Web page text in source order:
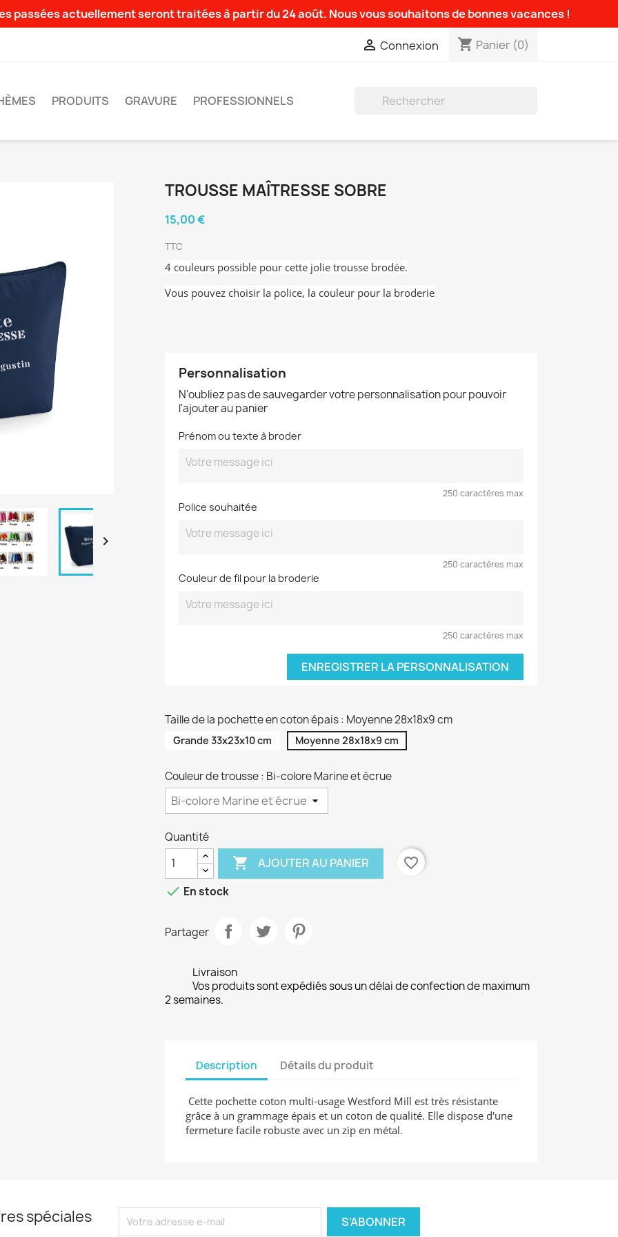
passées actuellement seront traitées à partir du 24 août. Nous vous souhaitons de bonnes vacances !
 Connexion shopping_cart Panier (0)
PRODUITS GRAVURE PROFESSIONNELS

TROUSSE MAÎTRESSE SOBRE
15,00 €
TTC
4 couleurs possible pour cette jolie trousse brodée.
Vous pouvez choisir la police, la couleur pour la broderie
Personnalisation
N'oubliez pas de sauvegarder votre personnalisation pour pouvoir
l'ajouter au panier
Prénom ou texte à broder
250 caractères max
Police souhaitée
250 caractères max
Couleur de fil pour la broderie
250 caractères max
ENREGISTRER LA PERSONNALISATION
Taille de la pochette en coton épais : Moyenne 28x18x9 cm
Grande 33x23x10 cm Moyenne 28x18x9 cm
Couleur de trousse : Bi-colore Marine et écrue
Quantité
 AJOUTER AU PANIER
favorite_border
 En stock
Partager
Livraison
Vos produits sont expédiés sous un délai de confection de maximum
2 semaines.
Description Détails du produit
Cette pochette coton multi-usage Westford Mill est très résistante
grâce à un grammage épais et un coton de qualité. Elle dispose d'une
fermeture facile robuste avec un zip en métal.
spéciales